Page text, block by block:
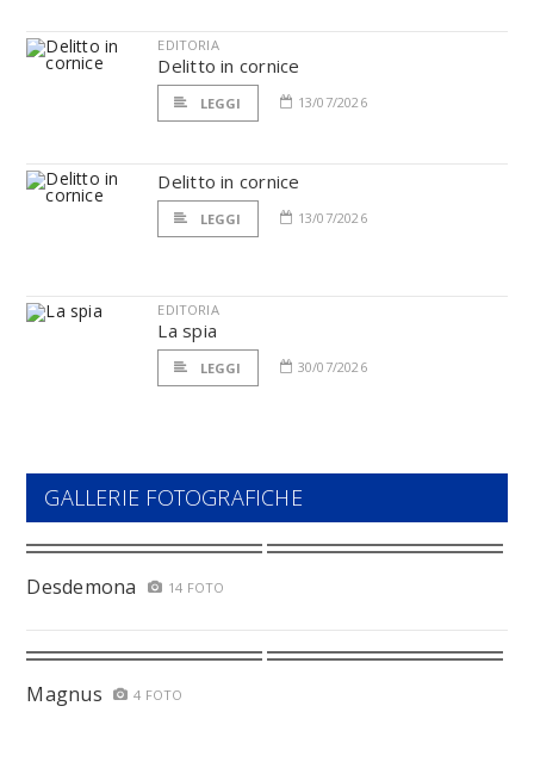
EDITORIA
Delitto in cornice
LEGGI 13/07/2026
Delitto in cornice
LEGGI 13/07/2026
EDITORIA
La spia
LEGGI 30/07/2026
GALLERIE FOTOGRAFICHE
Desdemona 14 FOTO
Magnus 4 FOTO